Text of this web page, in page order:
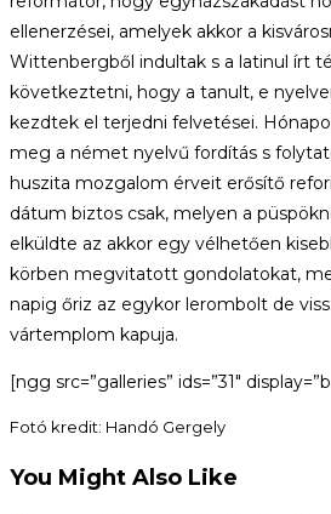
ellenerzései, amelyek akkor a
Wittenbergből indultak s a latinul írt
következtetni, hogy a tanult, e
kezdtek el terjedni felvetései.
meg a német nyelvű fordítás s
huszita mozgalom érveit erősítő
dátum biztos csak, melyen a
elküldte az akkor egy vélhetően
körben megvitatott gondolatokat,
napig őriz az egykor lerombolt de
vártemplom kapuja.
[ngg src=”galleries” ids=”31″
Fotó kredit: Handó Gergely
You Might Also Like